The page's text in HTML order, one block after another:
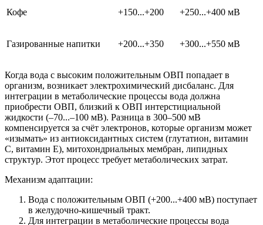
Кофе +150...+200 +250...+400 мВ
Газированные напитки +200...+350 +300...+550 мВ
Когда вода с высоким положительным ОВП попадает в
организм, возникает электрохимический дисбаланс. Для
интеграции в метаболические процессы вода должна
приобрести ОВП, близкий к ОВП интерстициальной
жидкости (–70...–100 мВ). Разница в 300–500 мВ
компенсируется за счёт электронов, которые организм может
«изымать» из антиоксидантных систем (глутатион, витамин
С, витамин Е), митохондриальных мембран, липидных
структур. Этот процесс требует метаболических затрат.
Механизм адаптации:
Вода с положительным ОВП (+200...+400 мВ) поступает
в желудочно-кишечный тракт.
Для интеграции в метаболические процессы вода